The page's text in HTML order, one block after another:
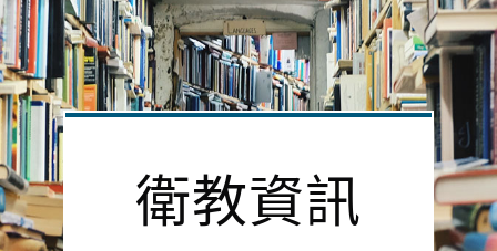
衛教資訊